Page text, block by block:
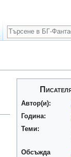
Автор(и):
Година:
Теми:
Обсъжда
Търсене